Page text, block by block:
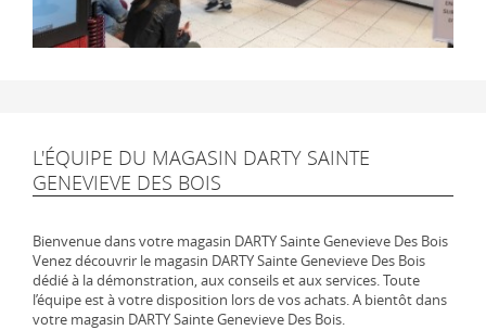
L'ÉQUIPE DU MAGASIN DARTY SAINTE
GENEVIEVE DES BOIS
Bienvenue dans votre magasin DARTY Sainte Genevieve Des Bois
Venez découvrir le magasin DARTY Sainte Genevieve Des Bois
dédié à la démonstration, aux conseils et aux services. Toute
l’équipe est à votre disposition lors de vos achats. A bientôt dans
votre magasin DARTY Sainte Genevieve Des Bois.